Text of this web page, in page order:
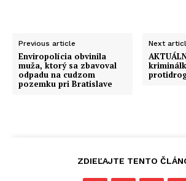
Previous article
Enviropolícia obvinila
muža, ktorý sa zbavoval
odpadu na cudzom
pozemku pri Bratislave
Next
ZDIEĽAJTE TENTO